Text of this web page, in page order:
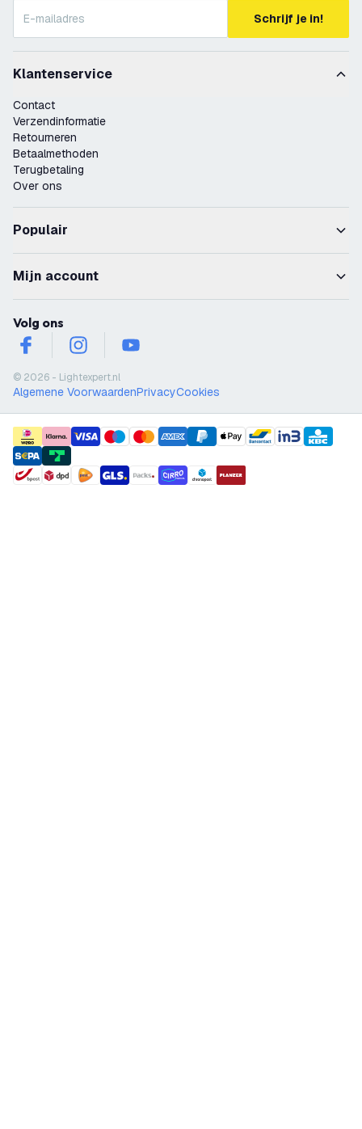
Schrijf je in!
Klantenservice
Contact
Verzendinformatie
Retourneren
Betaalmethoden
Terugbetaling
Over ons
Populair
Mijn account
Volg ons
facebookinstagramyoutube
© 2026 - Lightexpert.nl
Algemene VoorwaardenPrivacyCookies
payment methods
shipment methods